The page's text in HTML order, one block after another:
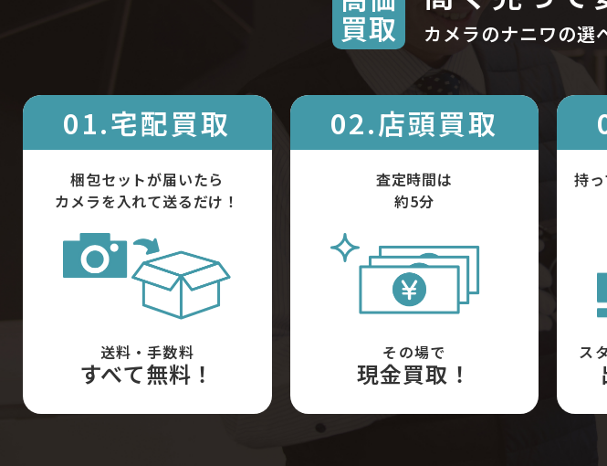
買取 カメラのナニワの選
01.宅配買取
梱包セットが届いたら
カメラを入れて送るだけ！
送料・手数料
すべて無料！
02.店頭買取
査定時間は
約5分
その場で
現金買取！
持
ス